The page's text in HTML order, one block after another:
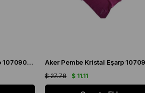
Aker Kırmızı Kristal Eşarp 1070900 - 942
$ 11.11
$ 27.78